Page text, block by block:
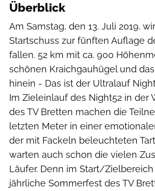
Überblick
Am Samstag, den 13. Juli 2019,
Startschuss zur fünften Auflage
fallen. 52 km mit ca. 900
schönen Kraichgauhügel und
hinein - Das ist der Ultralauf
Im Zieleinlauf des Night52 in der
des TV Bretten machen die
letzten Meter in einer
der mit Fackeln beleuchteten
warten auch schon die vielen
Läufer. Denn im Start/
jährliche Sommerfest des TV